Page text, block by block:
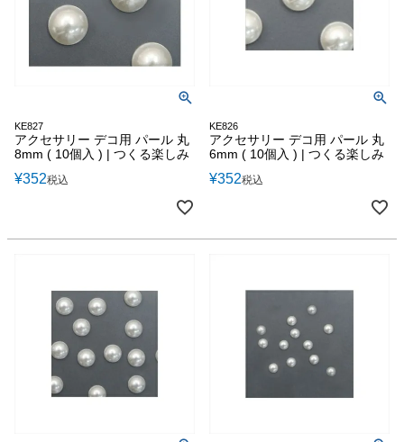
KE827
アクセサリー デコ用 パール 丸
8mm ( 10個入 ) | つくる楽しみ
¥352税込
KE826
アクセサリー デコ用 パール 丸
6mm ( 10個入 ) | つくる楽しみ
¥352税込